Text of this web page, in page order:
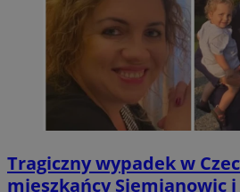
Tragiczny wypadek w
mieszkańcy Siemianowic